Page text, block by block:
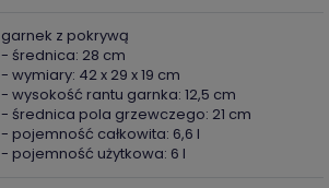
garnek z pokrywą
- średnica: 28 cm
- wymiary: 42 x 29 x 19 cm
- wysokość rantu garnka: 12,5 cm
- średnica pola grzewczego: 21 cm
- pojemność całkowita: 6,6 l
- pojemność użytkowa: 6 l